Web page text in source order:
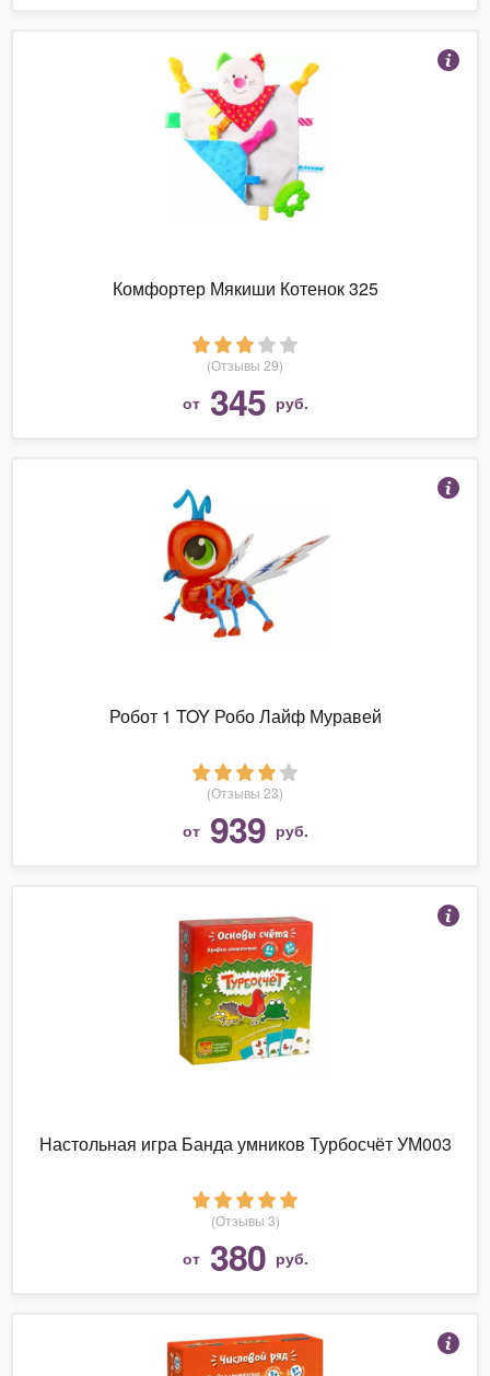
Комфортер Мякиши Котенок 325
(Отзывы 29)
от 345 руб.
Робот 1 TOY Робо Лайф Муравей
(Отзывы 23)
от 939 руб.
Настольная игра Банда умников Турбосчёт УМ003
(Отзывы 3)
от 380 руб.